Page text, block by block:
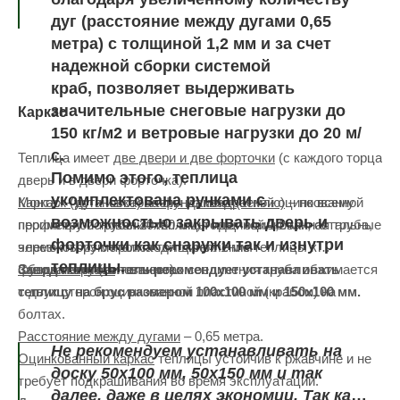
дуг (расстояние между дугами 0,65
метра) с толщиной 1,2 мм и за счет
надежной сборки системой
краб, позволяет выдерживать
значительные снеговые нагрузки до
150 кг/м2 и ветровые нагрузки до 20 м/
с.
Помимо этого, теплица
укомплектована ручками с
возможностью закрывать дверь и
форточки как снаружи так и изнутри
теплицы.
Каркас
Теплица имеет две двери и две форточки (с каждого торца
дверь и в двери форточка).
Каркас– дуги изготовлены из квадратной оцинкованной
профильной трубы 20х20 мм, толщиной 1,2 мм, остальные
элементы из металла толщиной 1 мм.
Сборка каркаса– в местах соединения труба обжимается
с двух сторон оцинкованной пластиной (крабом) на
болтах.
Расстояние между дугами – 0,65 метра.
Оцинкованный каркастеплицы устойчив к ржавчине и не
требует подкрашивания во время эксплуатации.
Монтаж (установка) на фундамент (землю)– по всему
периметру основания теплицы идет оцинкованная труба,
через которую происходит крепление теплицы к
фундаменту (основанию).
Завод изготовитель рекомендует устанавливать
теплицу на брус размером 100х100 мм и 150х100 мм.
Не рекомендуем устанавливать на
доску 50х100 мм, 50х150 мм и так
далее, даже в целях экономии. Так как